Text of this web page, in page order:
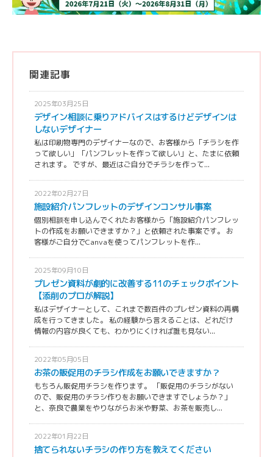
関連記事
2025年03月25日
デザイン相談に乗りアドバイスはするけどデザインは
しないデザイナー
私は印刷物専門のデザイナーなので、お客様から「チラシを作
って欲しい」「パンフレットを作って欲しい」と、たまに依頼
されます。 ですが、最近はご自分でチラシを作って...
2022年02月27日
施設紹介パンフレットのデザインコンサル事案
個別相談を申し込んでくれたお客様から「施設紹介パンフレッ
トの作成をお願いできますか？」と依頼された事案です。 お
客様がご自分でCanvaを使ってパンフレットを作...
2025年09月10日
プレゼン資料が劇的に改善する11のチェックポイント
【添削のプロが解説】
私はデザイナーとして、これまで数百件のプレゼン資料の再構
成を行ってきました。 私の経験から言えることは、どれだけ
情報の内容が良くても、わかりにくければ誰も見ない...
2022年05月05日
お茶の販促用のチラシ作成をお願いできますか？
もちろん販促用チラシを作ります。 「販促用のチラシがない
ので、販促用のチラシ作りをお願いできますでしょうか？」
と、奈良で農業をやりながらお米や野菜、お茶を販売し...
2022年01月22日
捨てられないチラシの作り方を教えてください